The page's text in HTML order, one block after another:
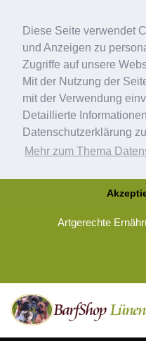
Diese Seite verwendet
und Anzeigen zu
Zugriffe auf unsere
Mit der Nutzung der
mit der Verwendung
Detaillierte
Datenschutzerklärung
Mehr zum Thema
Artgerechte